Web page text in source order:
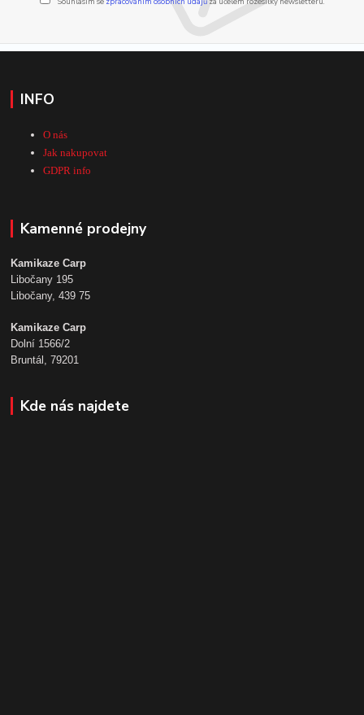
INFO
O nás
Jak nakupovat
GDPR info
Kamenné prodejny
Kamikaze Carp
Libočany 195
Libočany, 439 75
Kamikaze Carp
Dolní 1566/2
Bruntál, 79201
Kde nás najdete